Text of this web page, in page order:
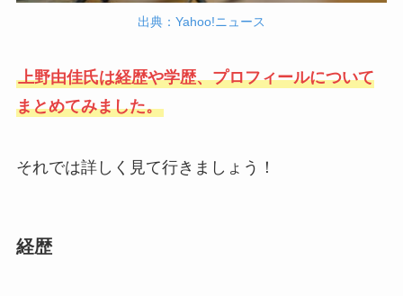
出典：Yahoo!ニュース
上野由佳氏は経歴や学歴、プロフィールについて
まとめてみました。
それでは詳しく見て行きましょう！
経歴